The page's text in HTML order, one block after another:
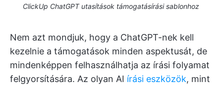
ClickUp ChatGPT utasítások támogatásírási sablonhoz
Nem azt mondjuk, hogy a ChatGPT-nek kell
kezelnie a támogatások minden aspektusát, de
mindenképpen felhasználhatja az írási folyamat
felgyorsítására. Az olyan AI írási eszközök, mint